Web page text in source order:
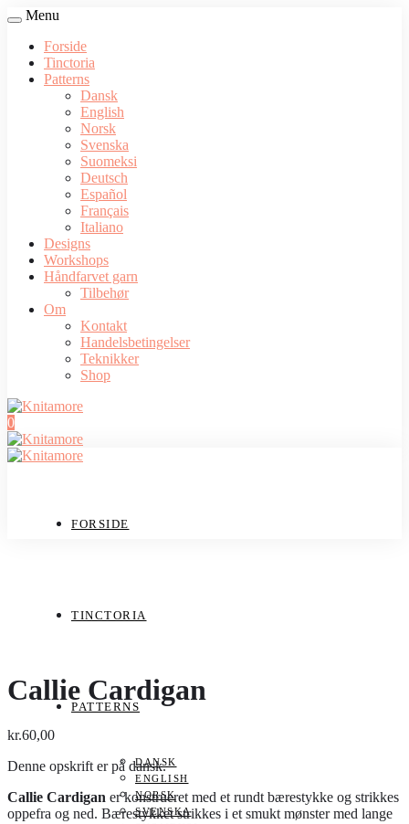
Menu
Forside
Tinctoria
Patterns
Dansk
English
Norsk
Svenska
Suomeksi
Deutsch
Español
Français
Italiano
Designs
Workshops
Håndfarvet garn
Tilbehør
Om
Kontakt
Handelsbetingelser
Teknikker
Shop
0
FORSIDE
TINCTORIA
PATTERNS
DANSK
ENGLISH
NORSK
SVENSKA
Callie Cardigan
kr.60,00
Denne opskrift er på dansk.
Callie Cardigan er konstrueret med et rundt bærestykke og strikkes
oppefra og ned. Bærestykket strikkes i et smukt mønster med lange